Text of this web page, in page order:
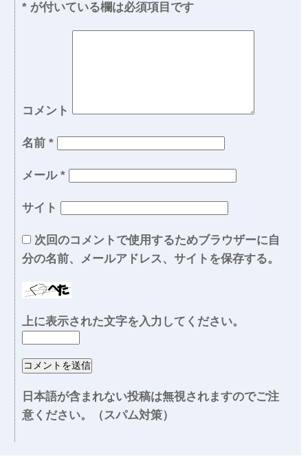
* が付いている欄は必須項目です
コメント
名前 *
メール *
サイト
次回のコメントで使用するためブラウザーに自
分の名前、メールアドレス、サイトを保存する。
上に表示された文字を入力してください。
日本語が含まれない投稿は無視されますのでご注
意ください。（スパム対策）